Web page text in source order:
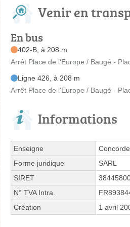
Venir en
En bus
402-B, à 208 m
Arrêt Place de l'Europe / Baugé -
Ligne 426, à 208 m
Arrêt Place de l'Europe / Baugé -
Informations
Enseigne
Forme juridique
SARL
SIRET
N° TVA Intra.
Création
1 avril